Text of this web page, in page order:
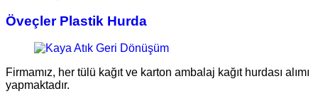
Öveçler Plastik Hurda
Firmamız, her tülü kağıt ve karton ambalaj kağıt hurdası alımı
yapmaktadır.